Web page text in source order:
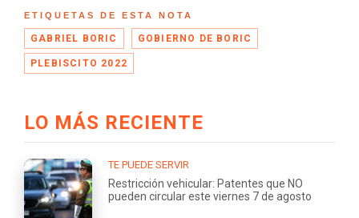
ETIQUETAS DE ESTA NOTA
GABRIEL BORIC GOBIERNO DE BORIC
PLEBISCITO 2022
LO MÁS RECIENTE
TE PUEDE SERVIR
Restricción vehicular: Patentes que NO
pueden circular este viernes 7 de agosto